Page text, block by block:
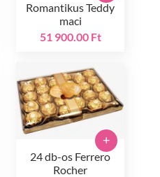
Romantikus Teddy
maci
51 900.00 Ft
24 db-os Ferrero
Rocher
+